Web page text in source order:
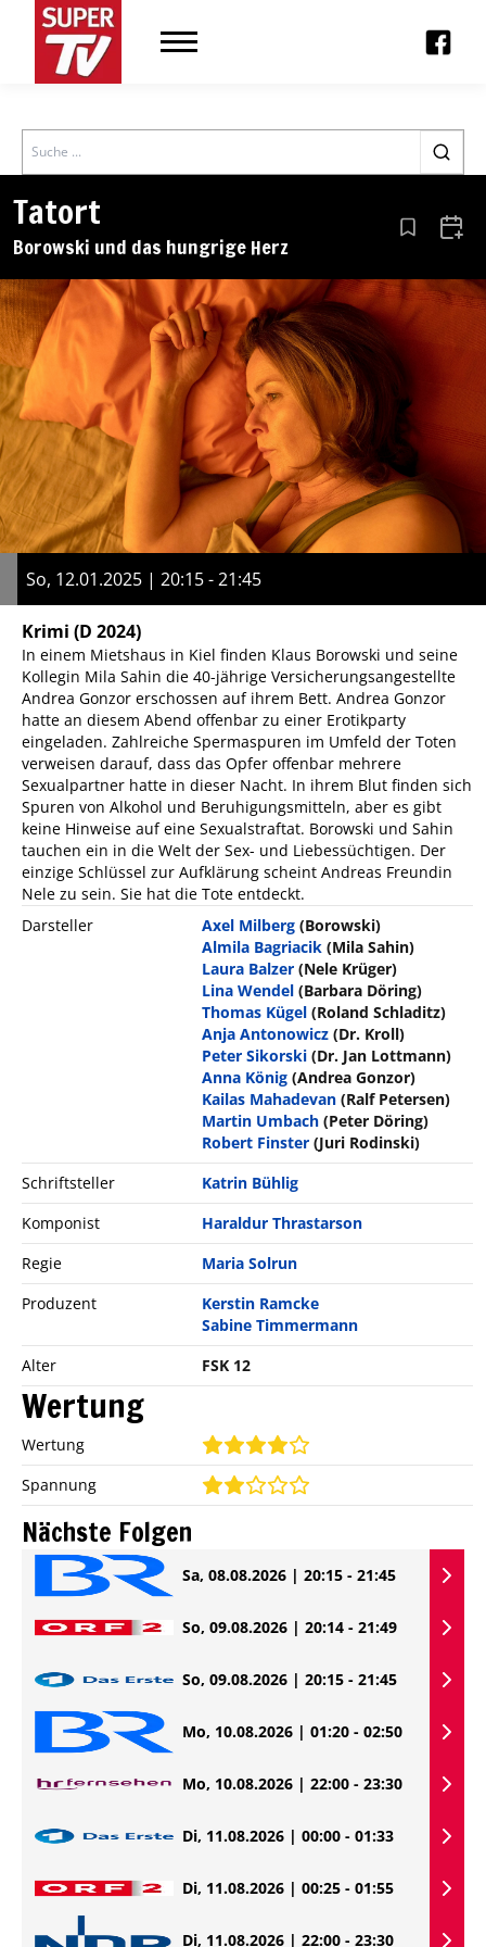
Search
Tatort
Borowski und das hungrige Herz Aus den
So, 12.01.2025 | 20:15 - 21:45
Krimi (D 2024)
In einem Mietshaus in Kiel finden Klaus Borowski und seine
Kollegin Mila Sahin die 40-jährige Versicherungsangestellte
Andrea Gonzor erschossen auf ihrem Bett. Andrea Gonzor
hatte an diesem Abend offenbar zu einer Erotikparty
eingeladen. Zahlreiche Spermaspuren im Umfeld der Toten
verweisen darauf, dass das Opfer offenbar mehrere
Sexualpartner hatte in dieser Nacht. In ihrem Blut finden sich
Spuren von Alkohol und Beruhigungsmitteln, aber es gibt
keine Hinweise auf eine Sexualstraftat. Borowski und Sahin
tauchen ein in die Welt der Sex- und Liebessüchtigen. Der
einzige Schlüssel zur Aufklärung scheint Andreas Freundin
Nele zu sein. Sie hat die Tote entdeckt.
Darsteller
Axel Milberg (Borowski)
Almila Bagriacik (Mila Sahin)
Laura Balzer (Nele Krüger)
Lina Wendel (Barbara Döring)
Thomas Kügel (Roland Schladitz)
Anja Antonowicz (Dr. Kroll)
Peter Sikorski (Dr. Jan Lottmann)
Anna König (Andrea Gonzor)
Kailas Mahadevan (Ralf Petersen)
Martin Umbach (Peter Döring)
Robert Finster (Juri Rodinski)
Schriftsteller
Katrin Bühlig
Komponist
Haraldur Thrastarson
Regie
Maria Solrun
Produzent
Kerstin Ramcke
Sabine Timmermann
Alter
FSK 12
Wertung
Wertung
Spannung
Nächste Folgen
Sa, 08.08.2026 | 20:15 - 21:45
So, 09.08.2026 | 20:14 - 21:49
So, 09.08.2026 | 20:15 - 21:45
Mo, 10.08.2026 | 01:20 - 02:50
Mo, 10.08.2026 | 22:00 - 23:30
Di, 11.08.2026 | 00:00 - 01:33
Di, 11.08.2026 | 00:25 - 01:55
Di, 11.08.2026 | 22:00 - 23:30